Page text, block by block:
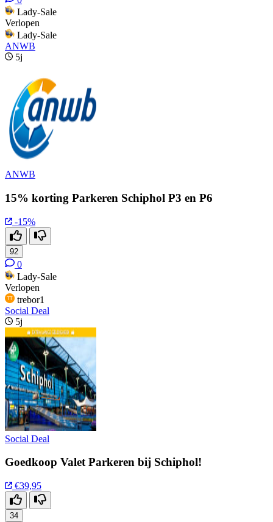
Lady-Sale
Verlopen
Lady-Sale
ANWB
5j
ANWB
15% korting Parkeren Schiphol P3 en P6
-15%
92
0
Lady-Sale
Verlopen
trebor1
Social Deal
5j
Social Deal
Goedkoop Valet Parkeren bij Schiphol!
€39,95
34